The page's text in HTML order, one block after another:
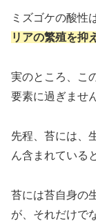
ミズゴケの酸性
リアの繁殖を抑
実のところ、こ
要素に過ぎませ
先程、苔には、
ん含まれている
苔には苔自身の
が、それだけで